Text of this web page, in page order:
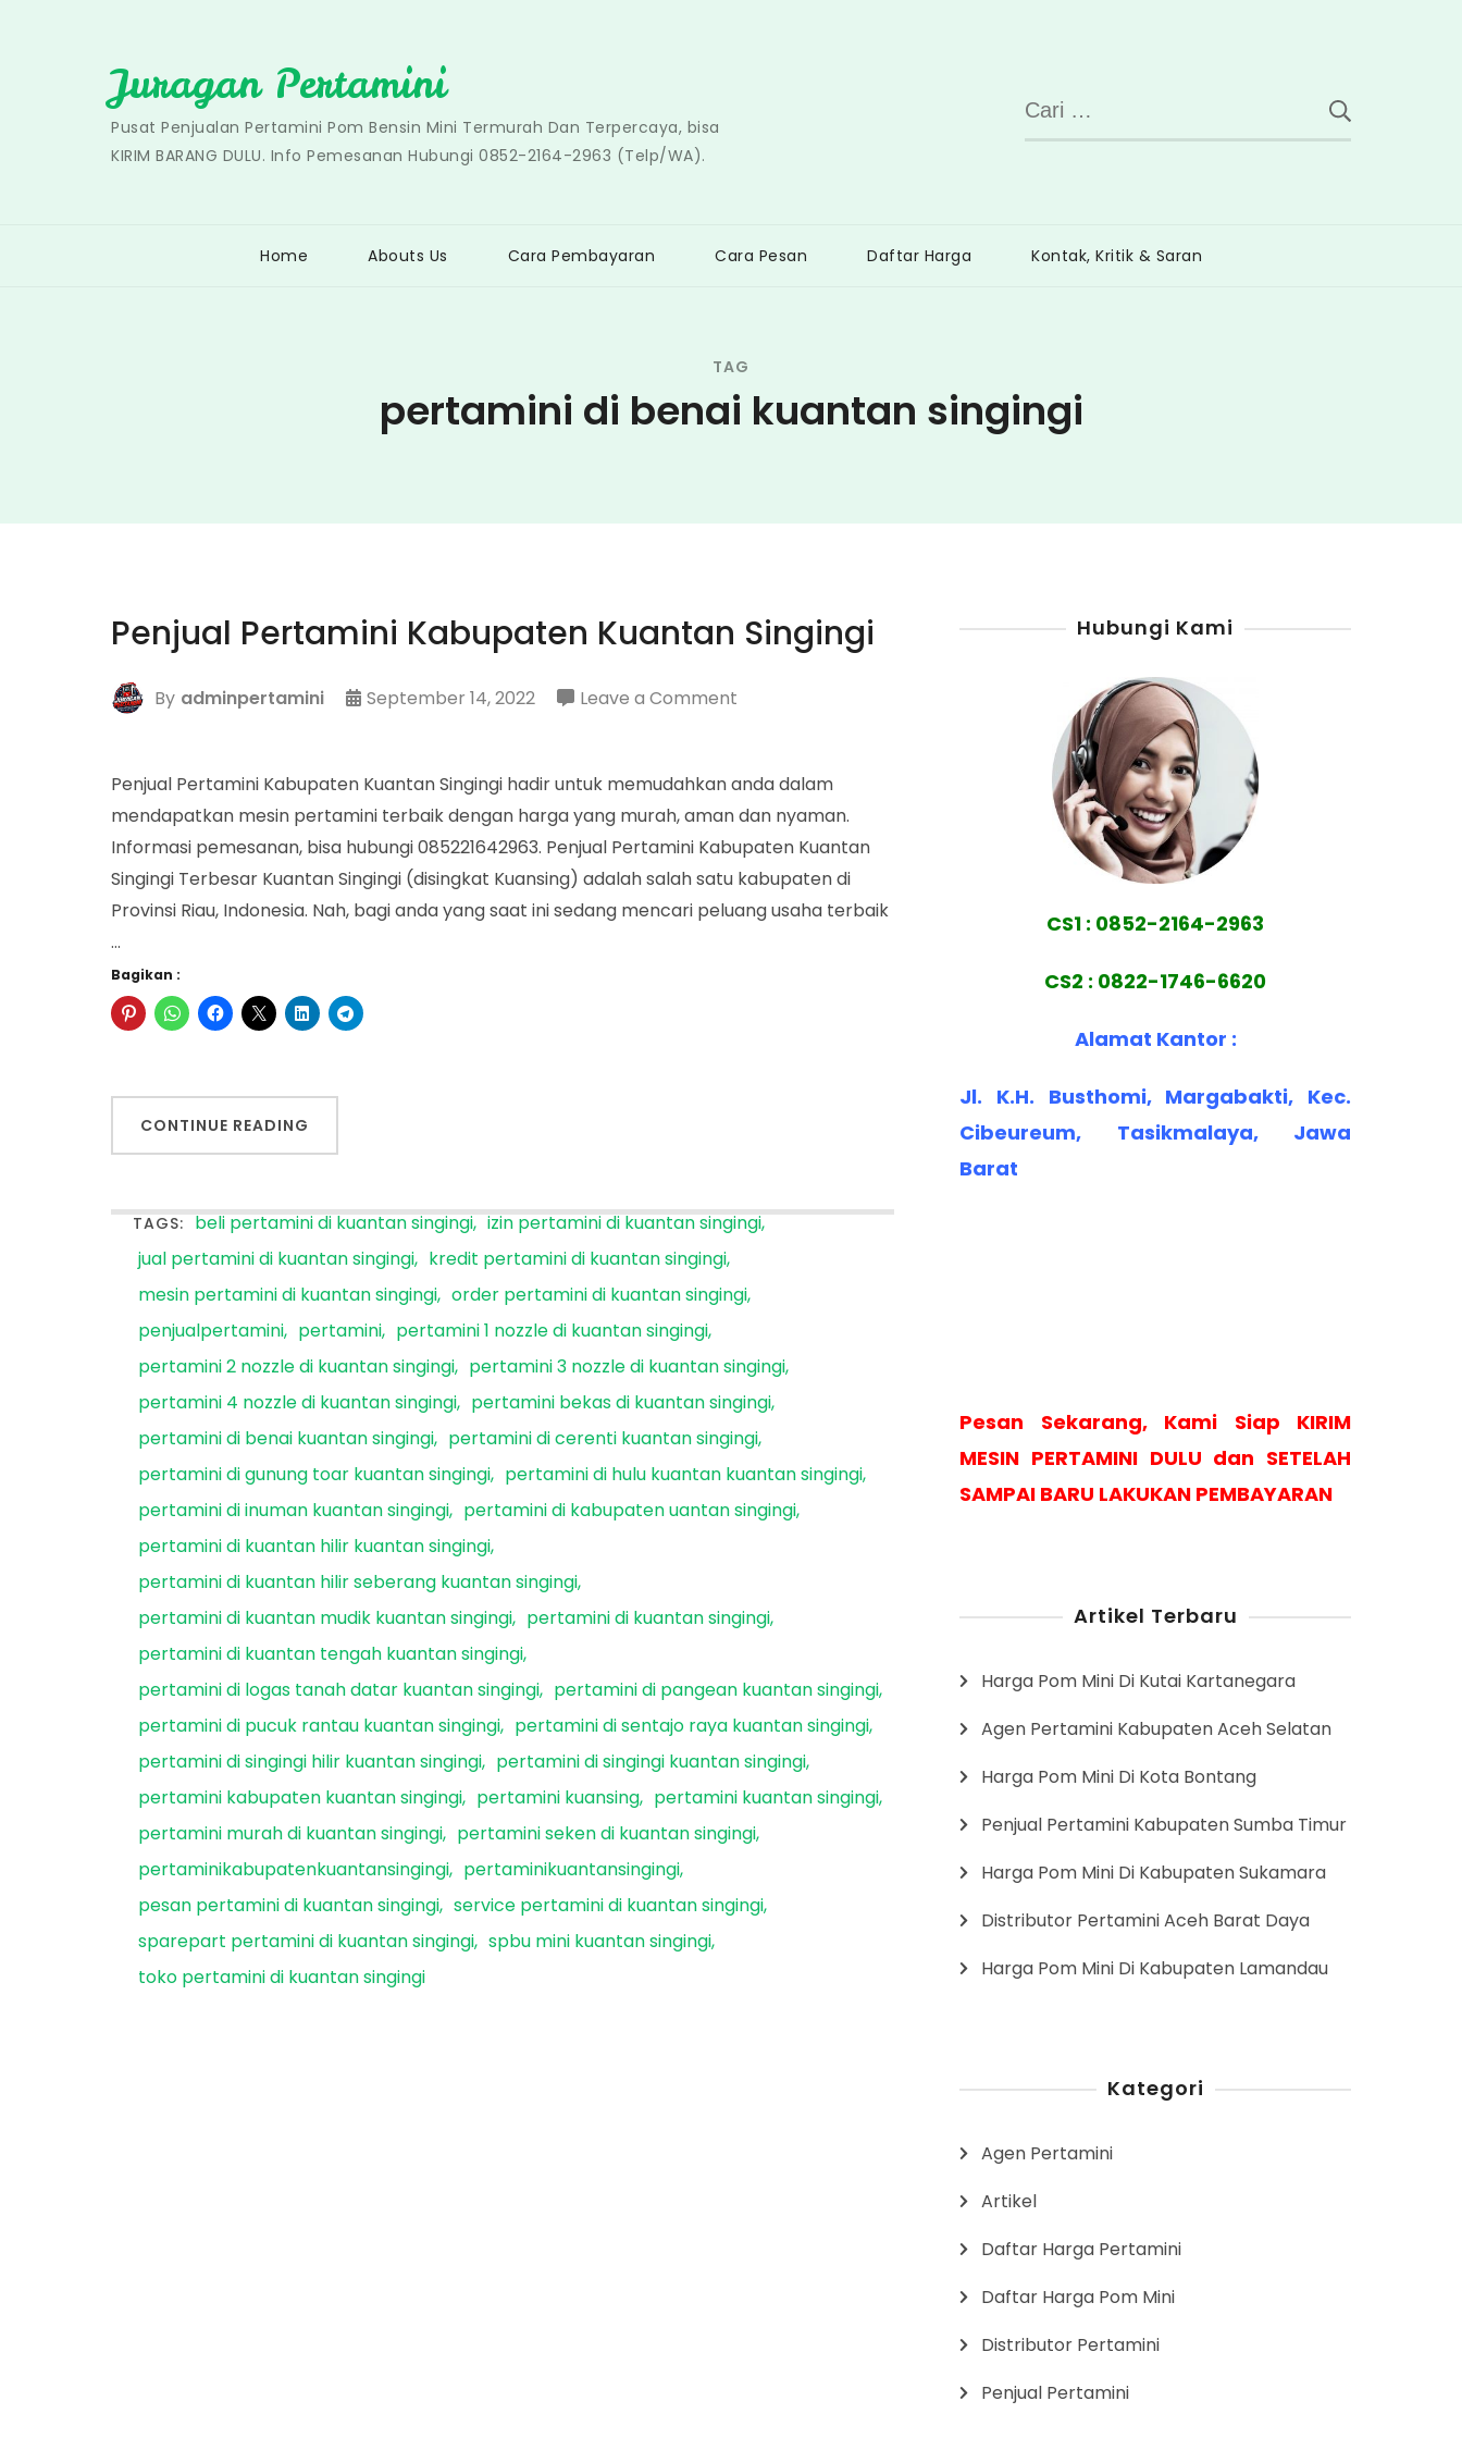
Juragan Pertamini
Pusat Penjualan Pertamini Pom Bensin Mini Termurah Dan Terpercaya, bisa
KIRIM BARANG DULU. Info Pemesanan Hubungi 0852-2164-2963 (Telp/WA).
Cari
untuk:
Home Abouts Us Cara Pembayaran Cara Pesan Daftar Harga Kontak, Kritik & Saran
TAG
pertamini di benai kuantan singingi
Penjual Pertamini Kabupaten Kuantan Singingi
By adminpertamini September 14, 2022 Leave a Commenton
Kabupaten
Kuantan
Singingi
Penjual Pertamini Kabupaten Kuantan Singingi hadir untuk memudahkan anda dalam
mendapatkan mesin pertamini terbaik dengan harga yang murah, aman dan nyaman.
Informasi pemesanan, bisa hubungi 085221642963. Penjual Pertamini Kabupaten Kuantan
Singingi Terbesar Kuantan Singingi (disingkat Kuansing) adalah salah satu kabupaten di
Provinsi Riau, Indonesia. Nah, bagi anda yang saat ini sedang mencari peluang usaha terbaik
…
Bagikan :
CONTINUE READING
TAGS: beli pertamini di kuantan singingi izin pertamini di kuantan singingi
jual pertamini di kuantan singingi
kredit pertamini di kuantan singingi
mesin pertamini di kuantan singingi order pertamini di kuantan singingi
penjualpertamini
pertamini
pertamini 1 nozzle di kuantan singingi
pertamini 2 nozzle di kuantan singingi
pertamini 3 nozzle di kuantan singingi
pertamini 4 nozzle di kuantan singingi
pertamini bekas di kuantan singingi
pertamini di benai kuantan singingi
pertamini di cerenti kuantan singingi
pertamini di gunung toar kuantan singingi
pertamini di hulu kuantan kuantan singingi
pertamini di inuman kuantan singingi
pertamini di kabupaten uantan singingi
pertamini di kuantan hilir kuantan singingi
pertamini di kuantan hilir seberang kuantan singingi
pertamini di kuantan mudik kuantan singingi
pertamini di kuantan singingi
pertamini di kuantan tengah kuantan singingi
pertamini di logas tanah datar kuantan singingi
pertamini di pangean kuantan singingi
pertamini di pucuk rantau kuantan singingi
pertamini di sentajo raya kuantan singingi
pertamini di singingi hilir kuantan singingi
pertamini di singingi kuantan singingi
pertamini kabupaten kuantan singingi
pertamini kuansing
pertamini kuantan singingi
pertamini murah di kuantan singingi
pertamini seken di kuantan singingi
pertaminikabupatenkuantansingingi
pertaminikuantansingingi
pesan pertamini di kuantan singingi service pertamini di kuantan singingi
sparepart pertamini di kuantan singingi spbu mini kuantan singingi
toko pertamini di kuantan singingi
Hubungi Kami
CS1 : 0852-2164-2963
CS2 : 0822-1746-6620
Alamat Kantor :
Jl. K.H. Busthomi, Margabakti, Kec.
Cibeureum, Tasikmalaya, Jawa
Barat
Pesan Sekarang, Kami Siap KIRIM
MESIN PERTAMINI DULU dan SETELAH
SAMPAI BARU LAKUKAN PEMBAYARAN
Artikel Terbaru
Harga Pom Mini Di Kutai Kartanegara
Agen Pertamini Kabupaten Aceh Selatan
Harga Pom Mini Di Kota Bontang
Penjual Pertamini Kabupaten Sumba Timur
Harga Pom Mini Di Kabupaten Sukamara
Distributor Pertamini Aceh Barat Daya
Harga Pom Mini Di Kabupaten Lamandau
Kategori
Agen Pertamini
Artikel
Daftar Harga Pertamini
Daftar Harga Pom Mini
Distributor Pertamini
Penjual Pertamini